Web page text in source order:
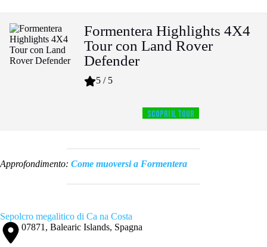
Formentera Highlights 4X4
Tour con Land Rover
Defender
5 / 5
SCOPRI IL TOUR
Approfondimento: Come muoversi a Formentera
Sepolcro megalitico di Ca na Costa
07871, Balearic Islands, Spagna